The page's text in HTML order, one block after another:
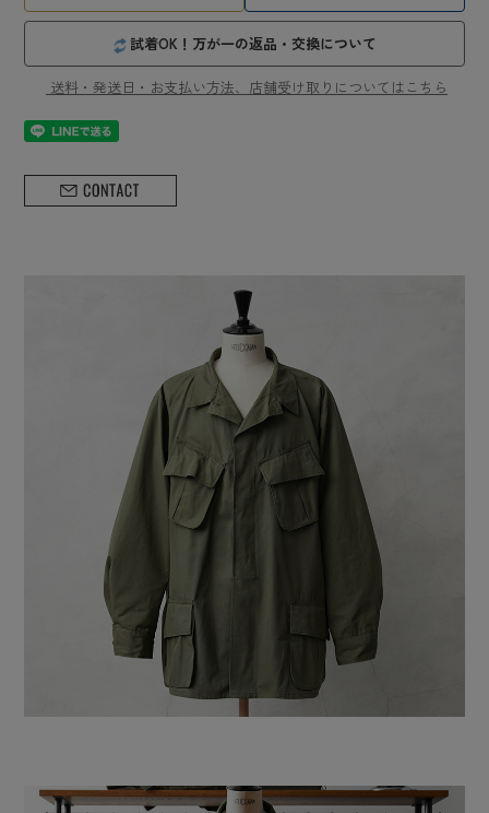
試着OK！万が一の返品・交換について
送料・発送日・お支払い方法、店舗受け取りについてはこちら